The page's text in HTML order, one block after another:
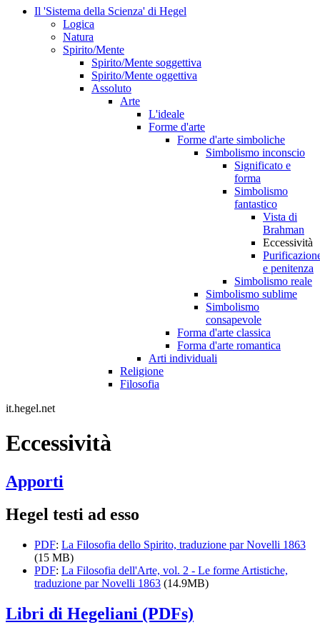
Il 'Sistema della Scienza' di Hegel
Logica
Natura
Spirito/Mente
Spirito/Mente soggettiva
Spirito/Mente oggettiva
Assoluto
Arte
L'ideale
Forme d'arte
Forme d'arte simboliche
Simbolismo inconscio
Significato e
forma
Simbolismo
fantastico
Vista di
Brahman
Eccessività
e penitenza
Simbolismo reale
Simbolismo sublime
Simbolismo
consapevole
Forma d'arte classica
Forma d'arte romantica
Arti individuali
Religione
Filosofia
it.hegel.net
Eccessività
Apporti
Hegel testi ad esso
PDF: La Filosofia dello Spirito, traduzione par Novelli 1863
(15 MB)
PDF: La Filosofia dell'Arte, vol. 2 - Le forme Artistiche,
traduzione par Novelli 1863 (14.9MB)
Libri di Hegeliani (PDFs)